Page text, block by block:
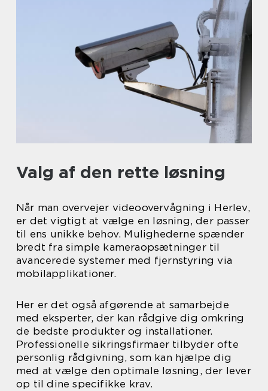
Valg af den rette løsning
Når man overvejer videoovervågning i Herlev,
er det vigtigt at vælge en løsning, der passer
til ens unikke behov. Mulighederne spænder
bredt fra simple kameraopsætninger til
avancerede systemer med fjernstyring via
mobilapplikationer.
Her er det også afgørende at samarbejde
med eksperter, der kan rådgive dig omkring
de bedste produkter og installationer.
Professionelle sikringsfirmaer tilbyder ofte
personlig rådgivning, som kan hjælpe dig
med at vælge den optimale løsning, der lever
op til dine specifikke krav.